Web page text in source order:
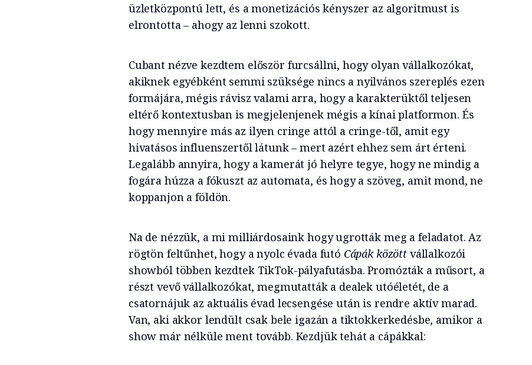
üzletközpontú lett, és a monetizációs kényszer az algoritmust is
elrontotta – ahogy az lenni szokott.
Cubant nézve kezdtem először furcsállni, hogy olyan vállalkozókat,
akiknek egyébként semmi szüksége nincs a nyilvános szereplés ezen
formájára, mégis rávisz valami arra, hogy a karakterüktől teljesen
eltérő kontextusban is megjelenjenek mégis a kínai platformon. És
hogy mennyire más az ilyen cringe attól a cringe-től, amit egy
hivatásos influenszertől látunk – mert azért ehhez sem árt érteni.
Legalább annyira, hogy a kamerát jó helyre tegye, hogy ne mindig a
fogára húzza a fókuszt az automata, és hogy a szöveg, amit mond, ne
koppanjon a földön.
Na de nézzük, a mi milliárdosaink hogy ugrották meg a feladatot. Az
rögtön feltűnhet, hogy a nyolc évada futó Cápák között vállalkozói
showból többen kezdtek TikTok-pályafutásba. Promózták a műsort, a
részt vevő vállalkozókat, megmutatták a dealek utóéletét, de a
csatornájuk az aktuális évad lecsengése után is rendre aktív marad.
Van, aki akkor lendült csak bele igazán a tiktokkerkedésbe, amikor a
show már nélküle ment tovább. Kezdjük tehát a cápákkal: